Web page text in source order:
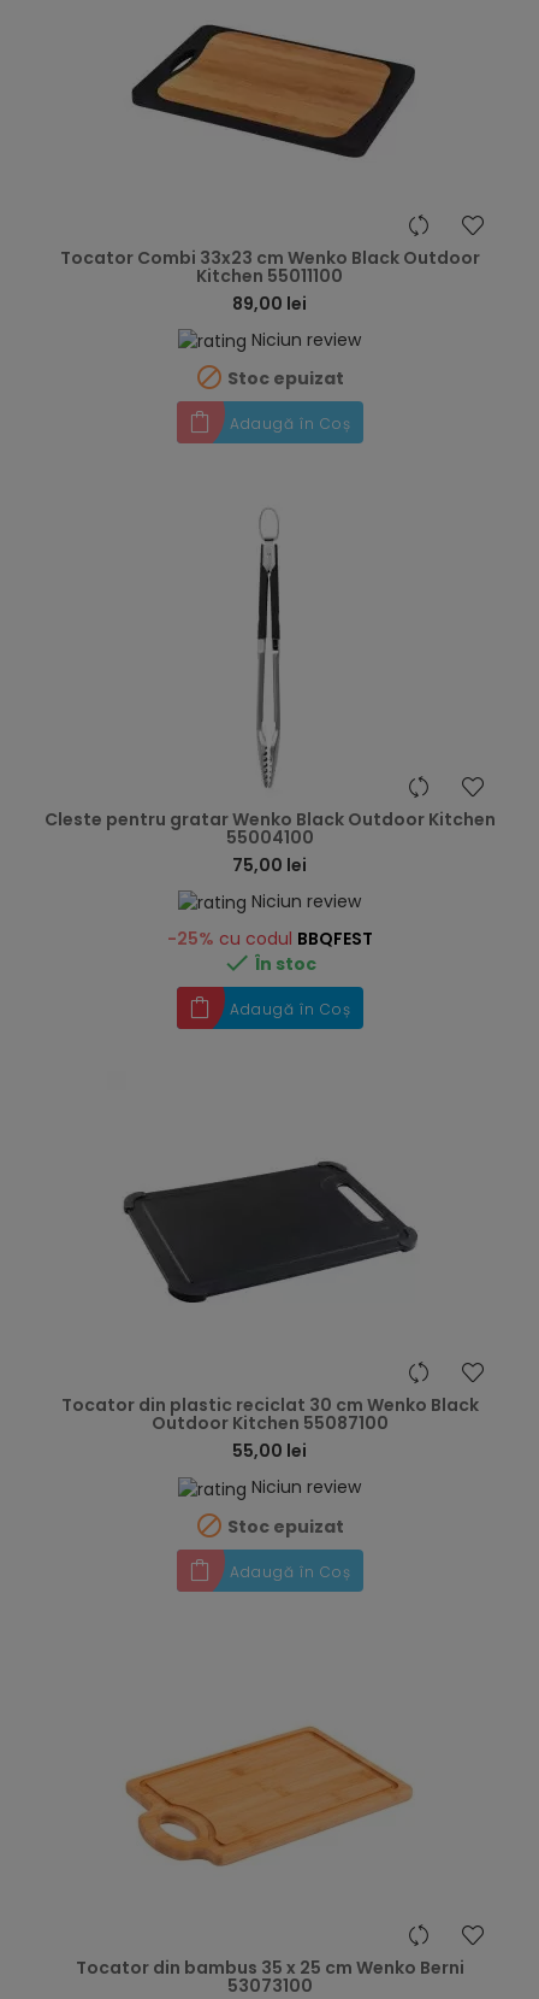
Tocator Combi 33x23 cm Wenko Black Outdoor
Kitchen 55011100
89,00 lei
Niciun review
 Stoc epuizat
Adaugă în Coș
Cleste pentru gratar Wenko Black Outdoor Kitchen
55004100
75,00 lei
Niciun review
-25% cu codul BBQFEST
 În stoc
Adaugă în Coș
Tocator din plastic reciclat 30 cm Wenko Black
Outdoor Kitchen 55087100
55,00 lei
Niciun review
 Stoc epuizat
Adaugă în Coș
Tocator din bambus 35 x 25 cm Wenko Berni
53073100